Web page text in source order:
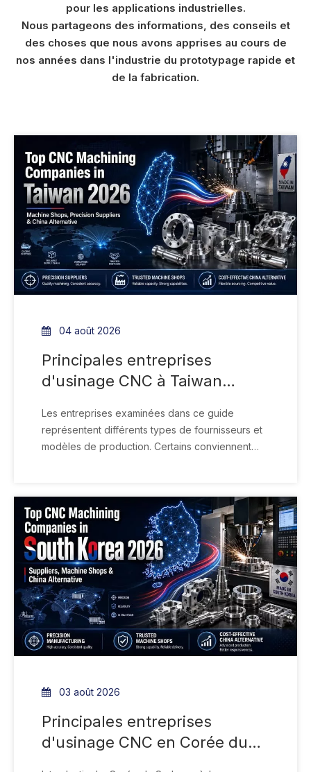
pour les applications industrielles.
Nous partageons des informations, des conseils et
des choses que nous avons apprises au cours de
nos années dans l'industrie du prototypage rapide et
de la fabrication.
04 août 2026
Principales entreprises
d'usinage CNC à Taiwan
fournisseurs de précision et
alternative chinoise
Les entreprises examinées dans ce guide
représentent différents types de fournisseurs et
modèles de production. Certains conviennent
concentrent sur le tournage de type suisse, les
polymères spécialisés, les alliages difficiles, la
production automobile, les équipements semi-
conducteurs ou la fabrication intégrée.
03 août 2026
Principales entreprises
d'usinage CNC en Corée du